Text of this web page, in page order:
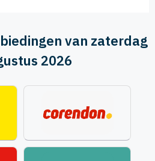
van zaterdag
2026